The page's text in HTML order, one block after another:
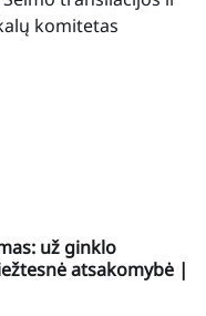
komitetas
už ginklo
atsakomybė |